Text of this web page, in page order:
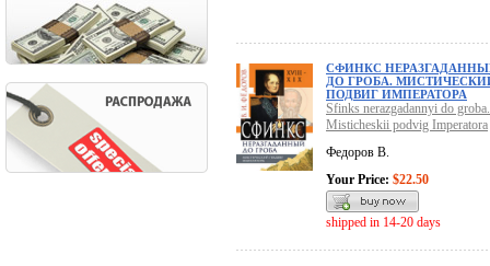
СФИНКС
ДО ГРОБА.
ПОДВИГ ИМПЕРАТОРА
Sfinks nerazgadannyi do groba.
Misticheskii podvig Imperatora
Федоров В.
Your Price: $22.50
shipped in 14-20 days